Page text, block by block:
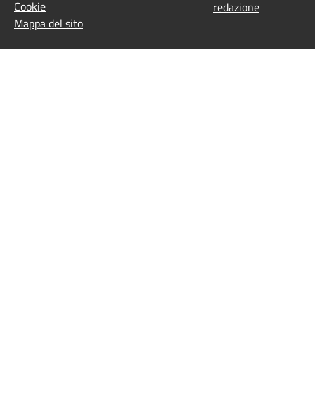
Cookie
Mappa del sito
redazione